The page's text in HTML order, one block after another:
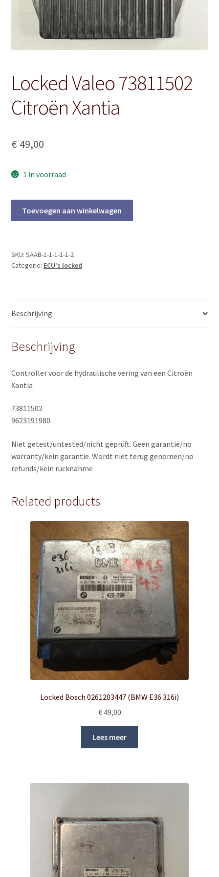
Locked Valeo 73811502
Citroën Xantia
€ 49,00
1 in voorraad
Xantia
quantity
Toevoegen aan winkelwagen
SKU: SAAB-1-1-1-1-1-2
Categorie: ECU's locked
Beschrijving
Beschrijving
Controller voor de hydraulische vering van een Citroën
Xantia
73811502
9623191980
Niet getest/untested/nicht geprüft. Geen garantie/no
warranty/kein garantie. Wordt niet terug genomen/no
refunds/kein rücknahme
Related products
Locked Bosch 0261203447 (BMW E36 316i)
€49,00
Lees meer